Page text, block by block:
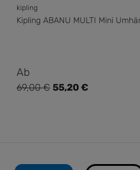
kipling
Kipling ABANU MULTI Mini
Verkaufspreis:
Ab
55,20 €
Regulärer Preis:
69,00 €